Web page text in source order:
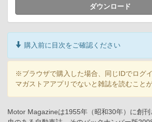
ダウンロード
購入前に目次をご確認ください
※ブラウザで購入した場合、同じIDでログ
マガストアアプリでないと雑誌を読むこと
Motor Magazineは1955年（昭和30年）に創